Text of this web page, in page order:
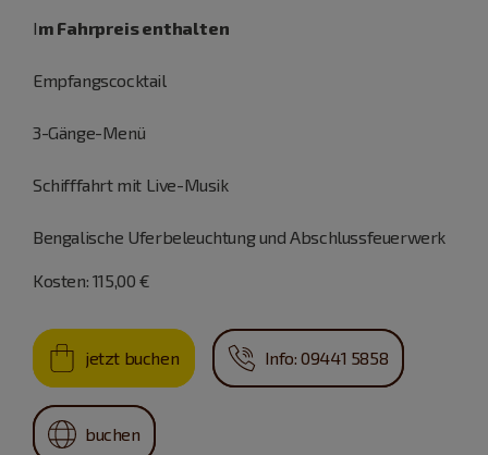
Im Fahrpreis enthalten
Empfangscocktail
3-Gänge-Menü
Schifffahrt mit Live-Musik
Bengalische Uferbeleuchtung und Abschlussfeuerwerk
Kosten: 115,00 €
jetzt buchen Info: 09441 5858
buchen